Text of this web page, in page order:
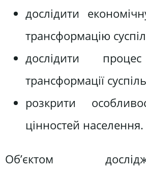
дослідити
трансформацію
дослідити
трансформації
розкрити
цінностей населення.
Об’єктом